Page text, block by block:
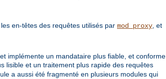
en-têtes des requêtes utilisés par mod_proxy , et
implémente un mandataire plus fiable, et conforme
lisible et un traitement plus rapide des requêtes
a aussi été fragmenté en plusieurs modules qui